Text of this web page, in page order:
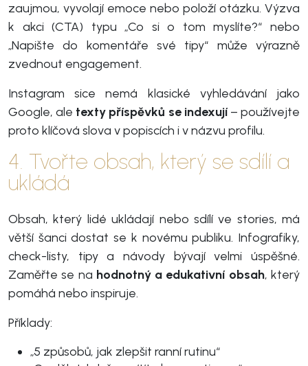
zaujmou, vyvolají emoce nebo položí otázku. Výzva
k akci (CTA) typu „Co si o tom myslíte?“ nebo
„Napište do komentáře své tipy“ může výrazně
zvednout engagement.
Instagram sice nemá klasické vyhledávání jako
Google, ale texty příspěvků se indexují– používejte
proto klíčová slova v popiscích i v názvu profilu.
4. Tvořte obsah, který se sdílí a
ukládá
Obsah, který lidé ukládají nebo sdílí ve stories, má
větší šanci dostat se k novému publiku. Infografiky,
check-listy, tipy a návody bývají velmi úspěšné.
Zaměřte se na hodnotný a edukativní obsah, který
pomáhá nebo inspiruje.
Příklady:
„5 způsobů, jak zlepšit ranní rutinu“